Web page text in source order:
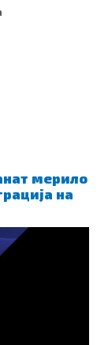
мерило
на